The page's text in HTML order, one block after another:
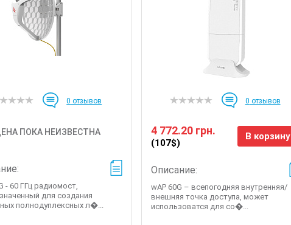
0 отзывов
ПОКА НЕИЗВЕСТНА
- 60 ГГц радиомост,
для создания
полнодуплексных л�...
0 отзывов
4 772.20 грн.
(107$)
В корзину
Описание:
wAP 60G – всепогодняя внутренняя/
внешняя точка доступа, может
использоватся для со�...